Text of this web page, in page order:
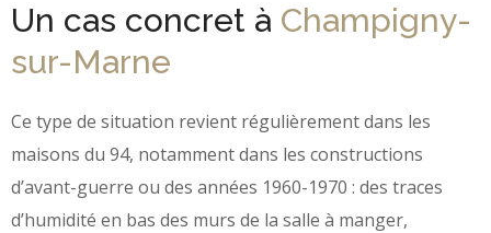
Un cas concret à Champigny-
sur-Marne
Ce type de situation revient régulièrement dans les
maisons du 94, notamment dans les constructions
d’avant-guerre ou des années 1960-1970 : des traces
d’humidité en bas des murs de la salle à manger,